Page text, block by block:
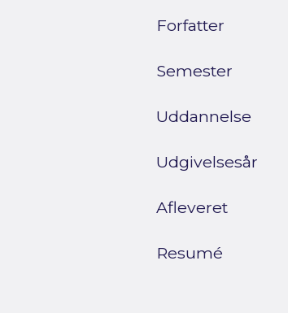
Forfatter
Semester
Uddannelse
Udgivelsesår
Afleveret
Resumé